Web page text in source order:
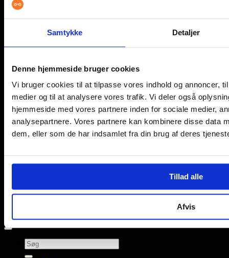
Samtykke Detaljer
Denne hjemmeside bruger cookies
Vi bruger cookies til at tilpasse vores indhold og annoncer,
medier og til at analysere vores trafik. Vi deler også
hjemmeside med vores partnere inden for sociale medier,
analysepartnere. Vores partnere kan kombinere disse data
dem, eller som de har indsamlet fra din brug af deres
Tillad alle
Afvis
© 2026 læsebrillen.dk | Solberg Danmark ApS
Søg
efter: